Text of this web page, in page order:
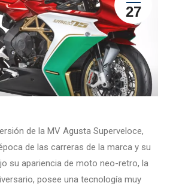
27
de la MV Agusta Superveloce,
de las carreras de la marca y su
su apariencia de moto neo-retro, la
posee una tecnología muy